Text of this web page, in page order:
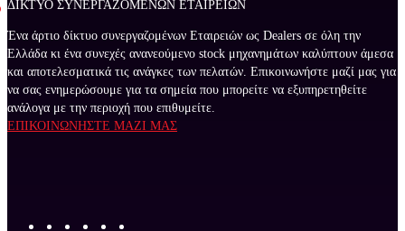
ΔΙΚΤΥΟ ΣΥΝΕΡΓΑΖΟΜΕΝΩΝ ΕΤΑΙΡΕΙΩΝ
Ένα άρτιο δίκτυο συνεργαζομένων Εταιρειών ως Dealers σε όλη την
Ελλάδα κι ένα συνεχές ανανεούμενο stock μηχανημάτων καλύπτουν άμεσα
και αποτελεσματικά τις ανάγκες των πελατών. Επικοινωνήστε μαζί μας για
να σας ενημερώσουμε για τα σημεία που μπορείτε να εξυπηρετηθείτε
ανάλογα με την περιοχή που επιθυμείτε.
ΕΠΙΚΟΙΝΩΝΗΣΤΕ ΜΑΖΙ ΜΑΣ